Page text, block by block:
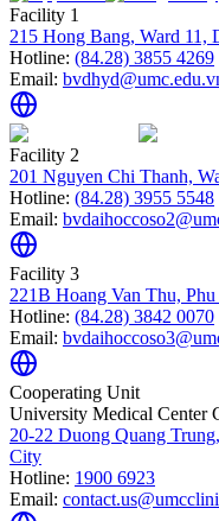
Facility 1
215 Hong Bang, Ward
Hotline: (84.28) 3855 4269
Email:
Facility 2
201 Nguyen Chi Thanh,
Hotline: (84.28) 3955 5548
Email:
Facility 3
221B Hoang Van Thu,
Hotline: (84.28) 3842 0070
Email:
Cooperating Unit
University Medical Center
20-22 Duong Quang
City
Hotline: 1900 6923
Email: